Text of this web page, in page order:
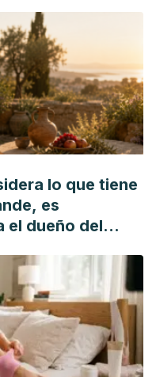
lo que tiene
es
el dueño del